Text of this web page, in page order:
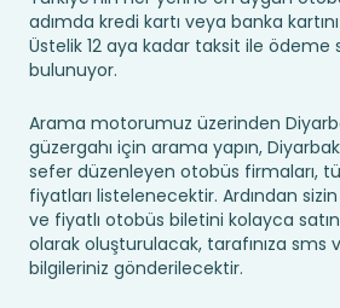
adımda kredi kartı veya banka
Üstelik 12 aya kadar taksit ile ödeme
bulunuyor.
Arama motorumuz üzerinden
güzergahı için arama yapın,
sefer düzenleyen otobüs firmaları,
fiyatları listelenecektir. Ardından
ve fiyatlı otobüs biletini kolayca
olarak oluşturulacak, tarafınıza sms
bilgileriniz gönderilecektir.